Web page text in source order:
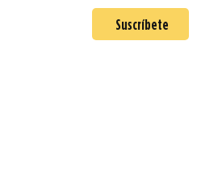
Suscríbete